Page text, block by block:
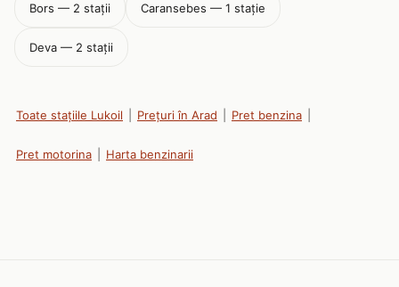
Bors — 2 stații Caransebes — 1 stație
Deva — 2 stații
Toate stațiile Lukoil Prețuri în Arad Pret benzina
Pret motorina Harta benzinarii